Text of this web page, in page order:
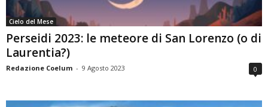
Cielo del Mese
Perseidi 2023: le meteore di San Lorenzo (o di
Laurentia?)
Redazione Coelum - 9 Agosto 2023 0